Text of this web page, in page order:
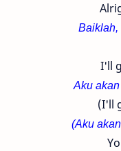
Baiklah,
I'll
Aku
(I'll
(Aku